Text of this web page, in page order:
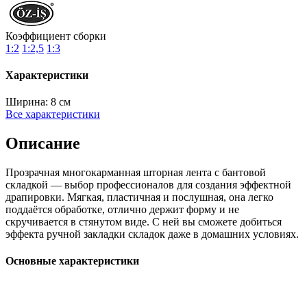
Коэффициент сборки
1:2 1:2,5 1:3
Характеристики
Ширина: 8 см
Все характеристики
Описание
Прозрачная многокарманная шторная лента с бантовой
складкой — выбор профессионалов для создания эффектной
драпировки. Мягкая, пластичная и послушная, она легко
поддаётся обработке, отлично держит форму и не
скручивается в стянутом виде. С ней вы сможете добиться
эффекта ручной закладки складок даже в домашних условиях.
Основные характеристики